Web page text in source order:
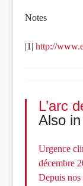
Notes
|1|http://
L’arc
Also
Urgence
décembre
Depuis